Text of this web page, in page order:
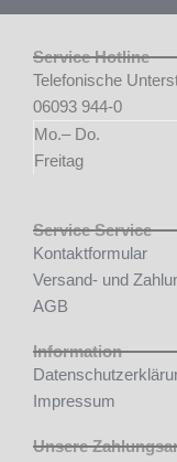
Service Hotline
Telefonische
06093 944-0
Mo.– Do.
Freitag
Service Service
Kontaktformular
Versand- und
AGB
Information
Impressum
Unsere